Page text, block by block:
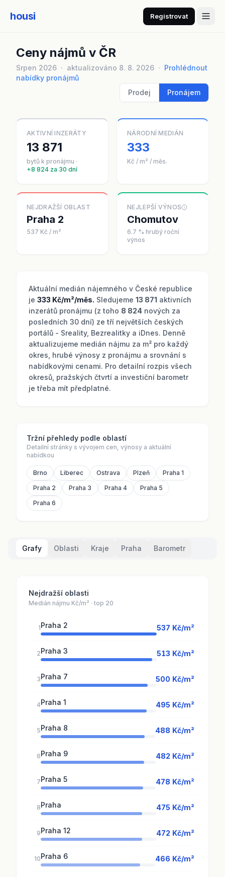
housi Registrovat
Ceny nájmů v ČR
Srpen 2026 · aktualizováno 8. 8. 2026 · Prohlédnout
nabídky pronájmů
Prodej
Pronájem
AKTIVNÍ INZERÁTY
13 871
bytů k pronájmu ·
+8 824 za 30 dní
NÁRODNÍ MEDIÁN
333
Kč / m² / měs.
NEJDRAŽŠÍ OBLAST
Praha 2
537 Kč / m²
NEJLEPŠÍ VÝNOS
Chomutov
6.7 % hrubý roční
výnos
Aktuální medián nájemného v České republice
je 333 Kč/m²/měs. Sledujeme 13 871 aktivních
inzerátů pronájmu (z toho 8 824 nových za
posledních 30 dní) ze tří největších českých
portálů - Sreality, Bezrealitky a iDnes. Denně
aktualizujeme medián nájmu za m² pro každý
okres, hrubé výnosy z pronájmu a srovnání s
nabídkovými cenami. Pro detailní rozpis všech
okresů, pražských čtvrtí a investiční barometr
je třeba mít předplatné.
Tržní přehledy podle oblastí
Detailní stránky s vývojem cen, výnosy a aktuální
nabídkou
Brno Liberec Ostrava Plzeň
Praha 1
Praha 2
Praha 3 Praha 4
Praha 5
Praha 6
Grafy Oblasti Kraje Praha Barometr
Nejdražší oblasti
Medián nájmu Kč/m² · top 20
1Praha 2 537 Kč/m²
2Praha 3 513 Kč/m²
3Praha 7 500 Kč/m²
4Praha 1 495 Kč/m²
5Praha 8 488 Kč/m²
6Praha 9 482 Kč/m²
7Praha 5 478 Kč/m²
8Praha 475 Kč/m²
9Praha 12 472 Kč/m²
10Praha 6 466 Kč/m²